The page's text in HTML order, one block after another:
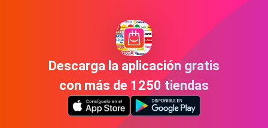
Descarga la aplicación gratis
con más de 1250 tiendas